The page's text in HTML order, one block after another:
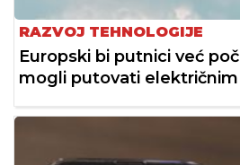
RAZVOJ TEHNOLOGIJE
Europski bi putnici već
mogli putovati